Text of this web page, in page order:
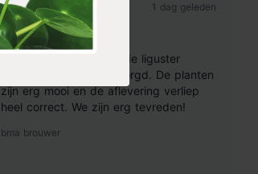
1 dag geleden
Tevreden
Gisteren werden bestelde liguster
ovalifolium planten bezorgd. De planten
zijn erg mooi en de aflevering verliep
heel correct. We zijn erg tevreden!
bma brouwer